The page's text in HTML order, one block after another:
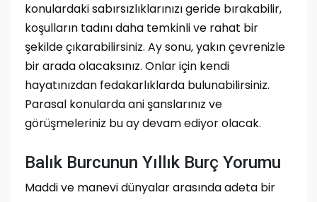
konulardaki sabırsızlıklarınızı geride bırakabilir,
koşulların tadını daha temkinli ve rahat bir
şekilde çıkarabilirsiniz. Ay sonu, yakın çevrenizle
bir arada olacaksınız. Onlar için kendi
hayatınızdan fedakarlıklarda bulunabilirsiniz.
Parasal konularda ani şanslarınız ve
görüşmeleriniz bu ay devam ediyor olacak.
Balık Burcunun Yıllık Burç Yorumu
Maddi ve manevi dünyalar arasında adeta bir